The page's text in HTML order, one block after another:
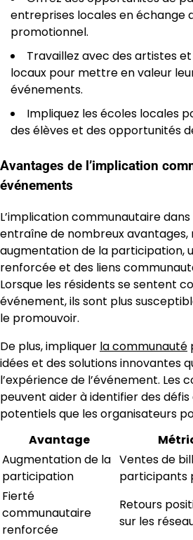
entreprises locales en échange
promotionnel.
Travaillez avec des artistes
locaux pour mettre en valeur
événements.
Impliquez les écoles locales
des élèves et des opportunités
Avantages de l’implication
événements
L’implication communautaire
entraîne de nombreux
augmentation de la participation,
renforcée et des liens
Lorsque les résidents se sentent
événement, ils sont plus
le promouvoir.
De plus, impliquer la communauté
idées et des solutions innovantes
l’expérience de l’événement. Les
peuvent aider à identifier des
potentiels que les organisateurs
Avantage
Augmentation de la
participation
Ventes de
participants
Fierté
communautaire
renforcée
Retours
sur les